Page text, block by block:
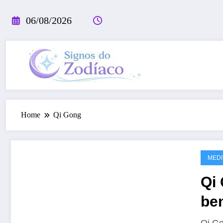
para
conteúdo
06/08/2026
Home Qi Gong
Qi